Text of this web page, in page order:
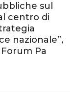
sul
centro di
nazionale”,
Pa